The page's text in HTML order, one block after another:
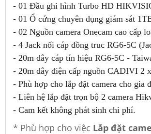
- 01 Đầu ghi hình Turbo HD
- 01 Ổ cứng chuyên dụng giám sát
- 02 Nguồn camera Onecam cao cấp
- 4 Jack nối cáp đồng truc RG6-5C
- 20m dây cáp tín hiệu RG6-5C -
- 20m dây điện cấp nguồn CADIVI 2
- Phù hợp cho lắp đặt camera cho gia
- Liên hệ lắp đặt trọn bộ 2 camera
- Cam kết không phát sinh chi phí.
* Phù hợp cho việc Lắp đặt